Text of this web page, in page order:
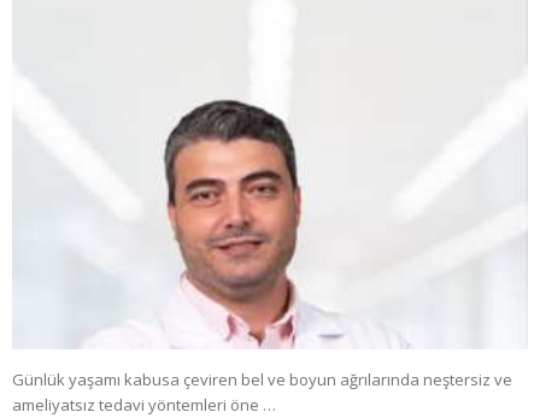
Günlük yaşamı kabusa çeviren bel ve boyun ağrılarında neştersiz ve
ameliyatsız tedavi yöntemleri öne …